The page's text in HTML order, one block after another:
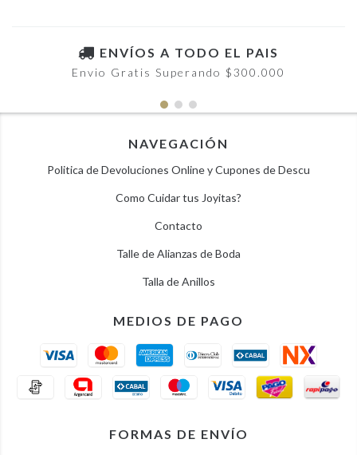
ENVÍOS A TODO EL PAIS
Envio Gratis Superando $300.000
NAVEGACIÓN
Politica de Devoluciones Online y Cupones de Descu
Como Cuidar tus Joyitas?
Contacto
Talle de Alianzas de Boda
Talla de Anillos
MEDIOS DE PAGO
FORMAS DE ENVÍO